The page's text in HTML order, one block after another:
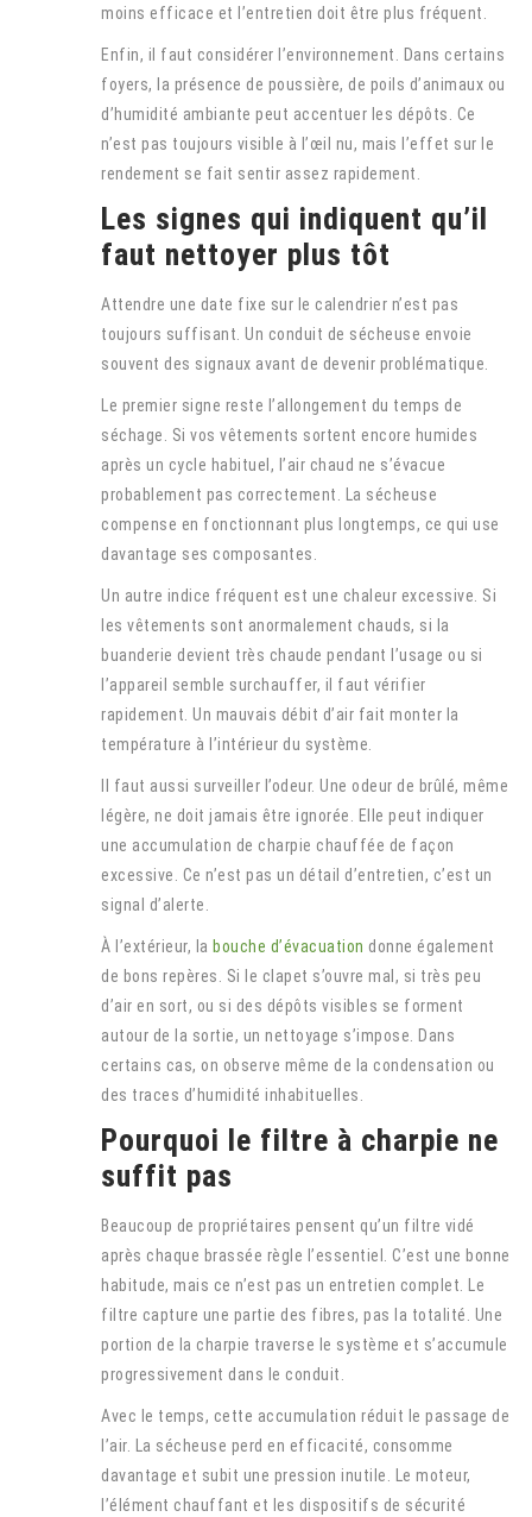
moins efficace et l’entretien doit être plus fréquent.
Enfin, il faut considérer l’environnement. Dans certains
foyers, la présence de poussière, de poils d’animaux ou
d’humidité ambiante peut accentuer les dépôts. Ce
n’est pas toujours visible à l’œil nu, mais l’effet sur le
rendement se fait sentir assez rapidement.
Les signes qui indiquent qu’il
faut nettoyer plus tôt
Attendre une date fixe sur le calendrier n’est pas
toujours suffisant. Un conduit de sécheuse envoie
souvent des signaux avant de devenir problématique.
Le premier signe reste l’allongement du temps de
séchage. Si vos vêtements sortent encore humides
après un cycle habituel, l’air chaud ne s’évacue
probablement pas correctement. La sécheuse
compense en fonctionnant plus longtemps, ce qui use
davantage ses composantes.
Un autre indice fréquent est une chaleur excessive. Si
les vêtements sont anormalement chauds, si la
buanderie devient très chaude pendant l’usage ou si
l’appareil semble surchauffer, il faut vérifier
rapidement. Un mauvais débit d’air fait monter la
température à l’intérieur du système.
Il faut aussi surveiller l’odeur. Une odeur de brûlé, même
légère, ne doit jamais être ignorée. Elle peut indiquer
une accumulation de charpie chauffée de façon
excessive. Ce n’est pas un détail d’entretien, c’est un
signal d’alerte.
À l’extérieur, la bouche d’évacuation donne également
de bons repères. Si le clapet s’ouvre mal, si très peu
d’air en sort, ou si des dépôts visibles se forment
autour de la sortie, un nettoyage s’impose. Dans
certains cas, on observe même de la condensation ou
des traces d’humidité inhabituelles.
Pourquoi le filtre à charpie ne
suffit pas
Beaucoup de propriétaires pensent qu’un filtre vidé
après chaque brassée règle l’essentiel. C’est une bonne
habitude, mais ce n’est pas un entretien complet. Le
filtre capture une partie des fibres, pas la totalité. Une
portion de la charpie traverse le système et s’accumule
progressivement dans le conduit.
Avec le temps, cette accumulation réduit le passage de
l’air. La sécheuse perd en efficacité, consomme
davantage et subit une pression inutile. Le moteur,
l’élément chauffant et les dispositifs de sécurité